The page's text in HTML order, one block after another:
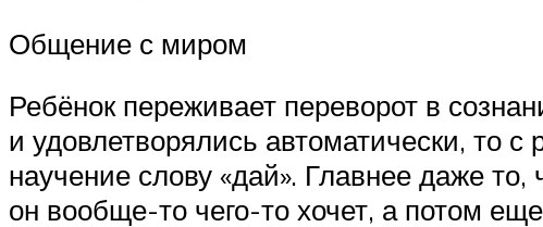
Общение с миром
Ребёнок переживает переворот в
и удовлетворялись автоматически, то
научение слову «дай». Главнее даже
он вообще-то чего-то хочет, а потом